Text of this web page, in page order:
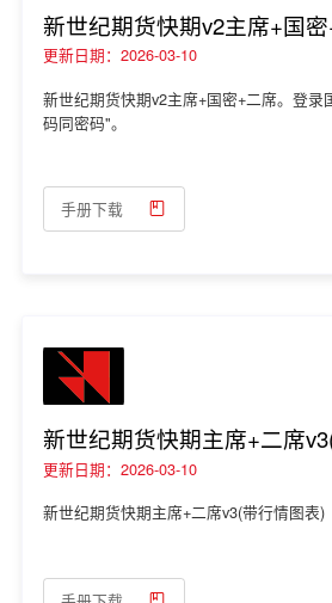
新世纪期货快期v2主席+国
更新日期：2026-03-10
新世纪期货快期v2主席+国密+二席。登
码同密码"。
手册下载
新世纪期货快期主席+二席
更新日期：2026-03-10
新世纪期货快期主席+二席v3(带行情图表)